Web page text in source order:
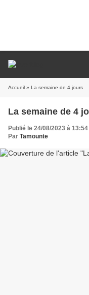
Accueil » La semaine de 4 jours
La semaine de 4
Publié le 24/08/2023 à 13:54
Par Tamounte